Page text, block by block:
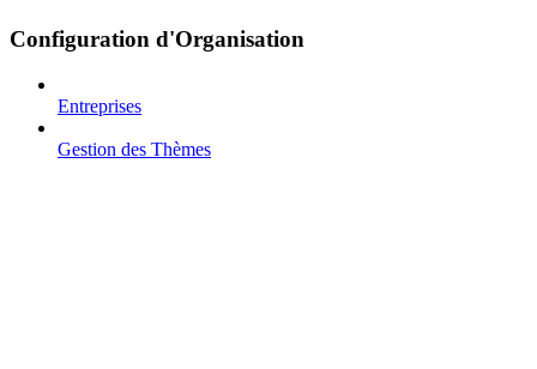
Configuration d'Organisation
Entreprises
Gestion des Thèmes